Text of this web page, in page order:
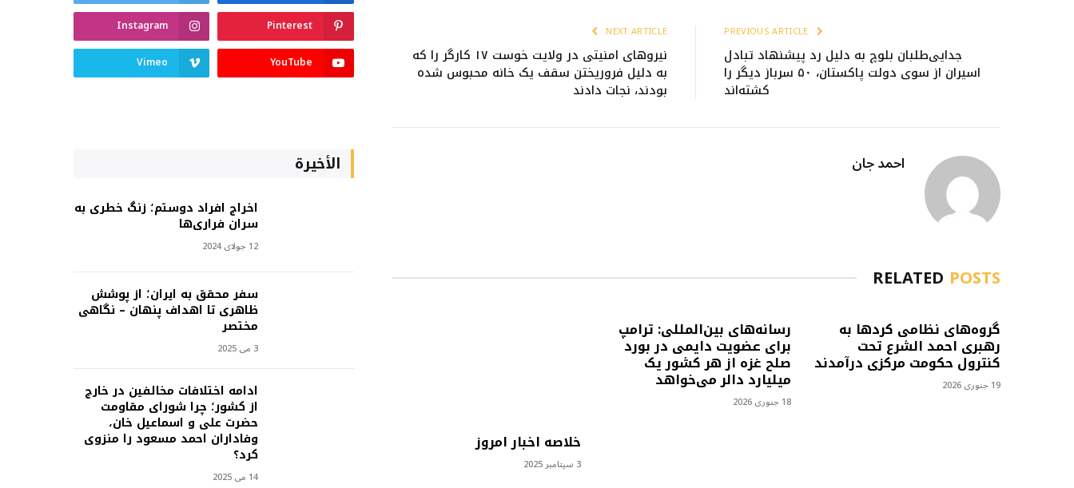
جدایی‌طلبان بلوچ به دلیل رد پیشنهاد تبادل
اسیران از سوی دولت پاکستان، ۵۰ سرباز دیگر را
کشته‌اند
NEXT ARTICLE
نیروهای امنیتی در ولایت خوست ۱۷ کارگر را که
به دلیل فروریختن سقف یک خانه محبوس شده
بودند، نجات دادند
احمد جان
RELATED POSTS
گروه‌های نظامی کردها به
رهبری احمد الشرع تحت
کنترول حکومت مرکزی درآمدند
19 جنوری 2026
رسانه‌های بین‌المللی: ترامپ
برای عضویت دایمی در بورد
صلح غزه از هر کشور یک
میلیارد دالر می‌خواهد
18 جنوری 2026
خلاصه اخبار امروز
3 سپتامبر 2025
Pinterest
Instagram
YouTube
Vimeo
الأخيرة
اخراج افراد دوستم؛ زنگ خطری به
سران فراری‌ها
12 جولای 2024
سفر محقق به ایران؛ از پوشش
ظاهری تا اهداف پنهان – نگاهی
مختصر
3 می 2025
ادامه اختلافات مخالفین در خارج
از کشور؛ چرا شورای مقاومت
حضرت علی و اسماعیل خان،
وفاداران احمد مسعود را منزوی
کرد؟
14 می 2025